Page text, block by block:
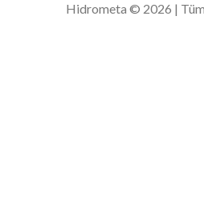
Hidrometa © 2026 | Tüm